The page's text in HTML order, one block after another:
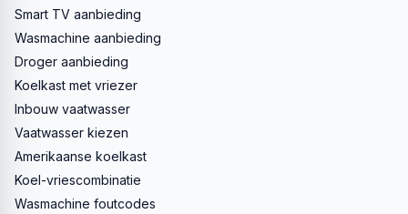
Smart TV aanbieding
Wasmachine aanbieding
Droger aanbieding
Koelkast met vriezer
Inbouw vaatwasser
Vaatwasser kiezen
Amerikaanse koelkast
Koel-vriescombinatie
Wasmachine foutcodes